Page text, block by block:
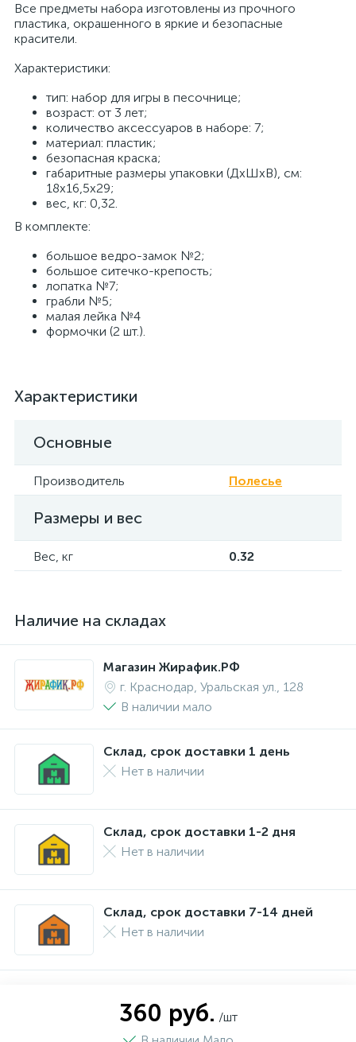
Все предметы набора изготовлены из прочного
пластика, окрашенного в яркие и безопасные
красители.
Характеристики:
тип: набор для игры в песочнице;
возраст: от 3 лет;
количество аксессуаров в наборе: 7;
материал: пластик;
безопасная краска;
габаритные размеры упаковки (ДхШхВ), см:
18х16,5х29;
вес, кг: 0,32.
В комплекте:
большое ведро-замок №2;
большое ситечко-крепость;
лопатка №7;
грабли №5;
малая лейка №4
формочки (2 шт.).
Характеристики
Основные
Производитель Полесье
Размеры и вес
Вес, кг 0.32
Наличие на складах
Магазин Жирафик.РФ
г. Краснодар, Уральская ул., 128
В наличии мало
Склад, срок доставки 1 день
Нет в наличии
Склад, срок доставки 1-2 дня
Нет в наличии
Склад, срок доставки 7-14 дней
Нет в наличии
360 руб. /шт